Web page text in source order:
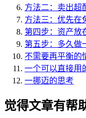
方法二：卖出超
方法三：优先在
第四步：资产放
第五步：多久做
不需要再平衡的
一个可以直接用
一挪迈的思考
觉得文章有帮